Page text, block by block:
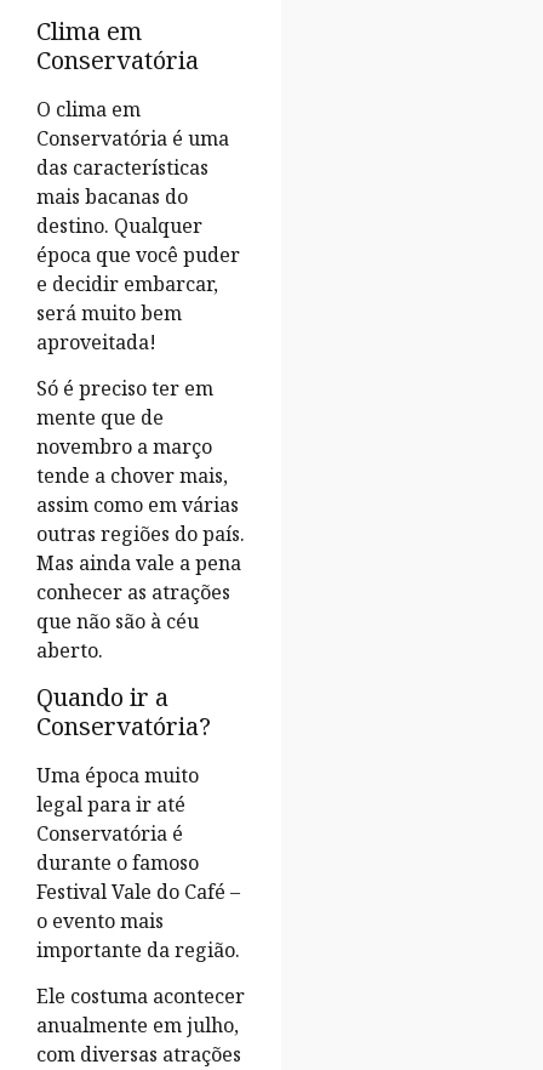
Clima em
Conservatória
O clima em
Conservatória é uma
das características
mais bacanas do
destino. Qualquer
época que você puder
e decidir embarcar,
será muito bem
aproveitada!
Só é preciso ter em
mente que de
novembro a março
tende a chover mais,
assim como em várias
outras regiões do país.
Mas ainda vale a pena
conhecer as atrações
que não são à céu
aberto.
Quando ir a
Conservatória?
Uma época muito
legal para ir até
Conservatória é
durante o famoso
Festival Vale do Café –
o evento mais
importante da região.
Ele costuma acontecer
anualmente em julho,
com diversas atrações